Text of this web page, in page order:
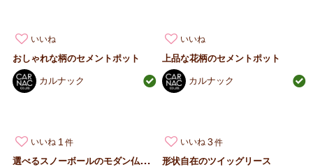
いいね
おしゃれな柄のセメントポット
カルナック
いいね
上品な花柄のセメントポット
カルナック
いいね 1
選
べるスノーボールのモダン仏花｜高さ16cmのミニ…
いいね 3
形状自在のツイッグリース